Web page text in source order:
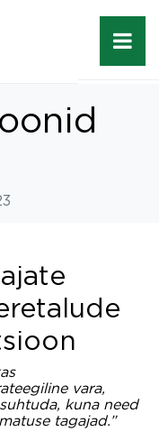
vara,
kuna need
tagajad.”